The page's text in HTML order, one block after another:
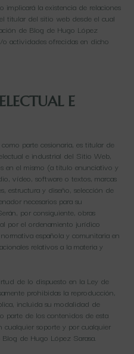
la existencia de relaciones
titular del sitio web desde el cual
de Blog de Hugo López
actividades ofrecidas en dicho
E
parte cesionaria, es titular de
e industrial del Sitio Web,
en el mismo (a título enunciativo y
vídeo, software o textos, marcas
estructura y diseño, selección de
necesarios para su
por consiguiente, obras
por el ordenamiento jurídico
española y comunitaria en
relativos a la materia y
de lo dispuesto en la Ley de
prohibidas la reproducción,
incluida su modalidad de
parte de los contenidos de esta
cualquier soporte y por cualquier
de Hugo López Sarasa.